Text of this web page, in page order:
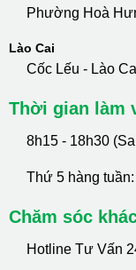
Phường Hoà
Lào Cai
Cốc Lếu - Lào
Thời gian làm
8h15 - 18h30
Thứ 5 hàng
Chăm sóc
Hotline Tư Vấn